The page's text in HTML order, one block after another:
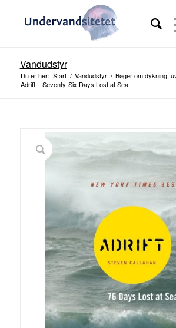
Vandudstyr
Du er her: Start / Vandudstyr / Bøger om dykning,
Adrift – Seventy-Six Days Lost at Sea